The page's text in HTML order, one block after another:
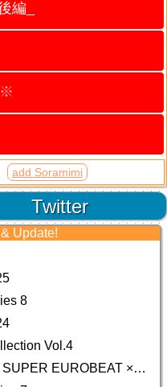
編_
※
add Soramimi
Twitter
Update!
8
Vol.4
(CD) MF GHOST PRESENTS SUPER EUROBEAT × ORIGINAL SOUNDTRACK NEW COLLECTION